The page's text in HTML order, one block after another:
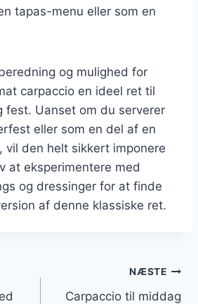
tapas-menu eller som en
og mulighed for
carpaccio en ideel ret til
fest. Uanset om du serverer
eller som en del af en
vil den helt sikkert imponere
at eksperimentere med
og dressinger for at finde
af denne klassiske ret.
NÆSTE
Carpaccio til middag